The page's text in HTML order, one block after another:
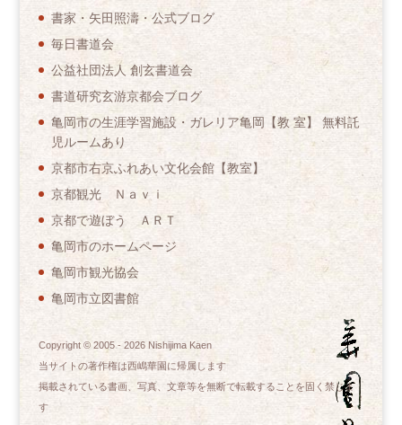
書家・矢田照濤・公式ブログ
毎日書道会
公益社団法人 創玄書道会
書道研究玄游京都会ブログ
亀岡市の生涯学習施設・ガレリア亀岡【教 室】 無料託
児ルームあり
京都市右京ふれあい文化会館【教室】
京都観光 Ｎａｖｉ
京都で遊ぼう ＡＲＴ
亀岡市のホームページ
亀岡市観光協会
亀岡市立図書館
Copyright © 2005 - 2026Nishijima Kaen
当サイトの著作権は西嶋華園に帰属します
掲載されている書画、写真、文章等を無断で転載することを固く禁じま
す